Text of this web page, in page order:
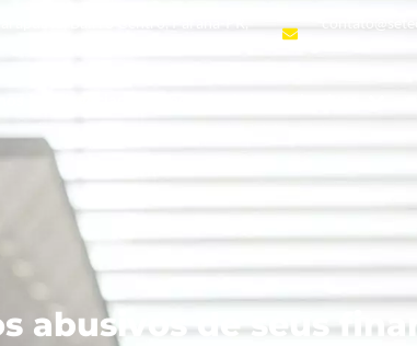
abusivos de seus